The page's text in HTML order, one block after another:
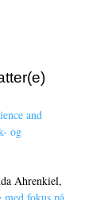
and
og
Ahrenkiel,